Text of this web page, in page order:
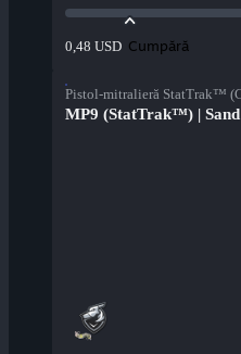
0,48 USD Cumpără
Pistol-mitralieră StatTrak™
MP9 (StatTrak™) | Sand